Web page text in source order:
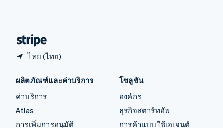
ไทย (ไทย)
ผลิตภัณฑ์และค่าบริการ
ค่าบริการ
Atlas
การเพิ่มการอนุมัติ
โซลูชัน
องค์กร
ธุรกิจสตาร์ทอัพ
การค้าแบบใช้เอเจนต์